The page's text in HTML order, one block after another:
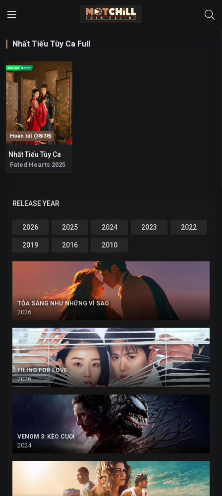
Nhất Tiếu Tùy Ca Full
Hoàn tất (38/38)
7.4
Nhất Tiếu Tùy Ca
Fated Hearts 2025
RELEASE YEAR
2026 2025 2024 2023 2022
2019 2016 2010
TỎA SÁNG NHƯ NHỮNG VÌ SAO
2026
FILING FOR LOVE
2026
VENOM 3: KÈO CUỐI
2024